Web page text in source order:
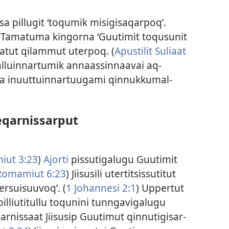
pil­lugit ‘toqumik misigisaqar­poq’.
kingor­na ‘Guutimit toqusunit
qilam­mut uter­poq. (Apustilit Suliaat
an­naas­sin­naavai aq­
inuut­tuin­nar­tuugami qin­nuk­kumal­
3:23) Ajor­ti pis­sutigalugu Guutimit
6:23) Jiisusili uter­titsis­sutitut
(1 Johan­nesi 2:1) Up­per­tut
toqunini tun­ngavigalugu
Jiisusip Guutimut qin­nutigisar­